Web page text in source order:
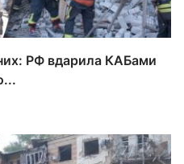
РФ вдарила КАБами